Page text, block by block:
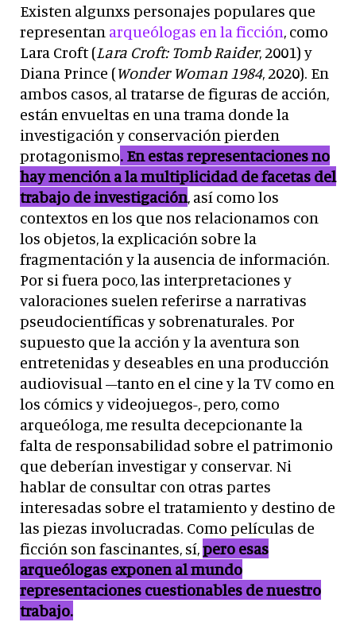
Existen algunxs personajes populares que
representan arqueólogas en la ficción, como
Lara Croft (Lara Croft: Tomb Raider, 2001) y
Diana Prince (Wonder Woman 1984, 2020). En
ambos casos, al tratarse de figuras de acción,
están envueltas en una trama donde la
investigación y conservación pierden
protagonismo. En estas representaciones no
hay mención a la multiplicidad de facetas del
trabajo de investigación, así como los
contextos en los que nos relacionamos con
los objetos, la explicación sobre la
fragmentación y la ausencia de información.
Por si fuera poco, las interpretaciones y
valoraciones suelen referirse a narrativas
pseudocientíficas y sobrenaturales. Por
supuesto que la acción y la aventura son
entretenidas y deseables en una producción
audiovisual –tanto en el cine y la TV como en
los cómics y videojuegos-, pero, como
arqueóloga, me resulta decepcionante la
falta de responsabilidad sobre el patrimonio
que deberían investigar y conservar. Ni
hablar de consultar con otras partes
interesadas sobre el tratamiento y destino de
las piezas involucradas. Como películas de
ficción son fascinantes, sí,pero esas
arqueólogas exponen al mundo
representaciones cuestionables de nuestro
trabajo.